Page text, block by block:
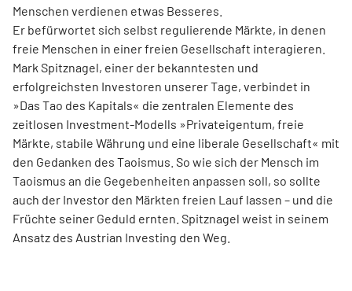
Menschen verdienen etwas Besseres.
Er befürwortet sich selbst regulierende Märkte, in denen
freie Menschen in einer freien Gesellschaft interagieren.
Mark Spitznagel, einer der bekanntesten und
erfolgreichsten Investoren unserer Tage, verbindet in
»Das Tao des Kapitals« die zentralen Elemente des
zeitlosen Investment-Modells »Privateigentum, freie
Märkte, stabile Währung und eine liberale Gesellschaft« mit
den Gedanken des Taoismus. So wie sich der Mensch im
Taoismus an die Gegebenheiten anpassen soll, so sollte
auch der Investor den Märkten freien Lauf lassen – und die
Früchte seiner Geduld ernten. Spitznagel weist in seinem
Ansatz des Austrian Investing den Weg.